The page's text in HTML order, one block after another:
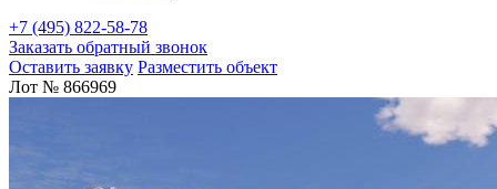
+7 (495) 822-58-78
Заказать обратный звонок
Оставить заявку Разместить объект
Лот № 866969